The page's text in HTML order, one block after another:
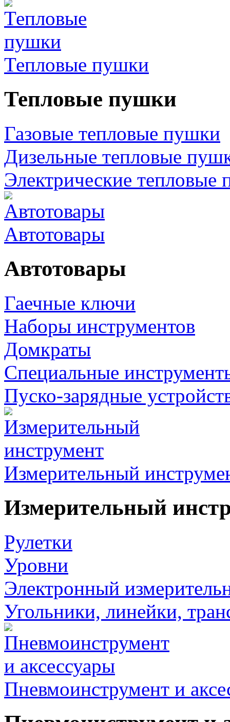
Тепловые пушки
Тепловые пушки
Газовые тепловые пушки
Дизельные тепловые
Электрические тепловые
Автотовары
Автотовары
Гаечные ключи
Наборы инструментов
Домкраты
Специальные
Пуско-зарядные
Измерительный
Измерительный
Рулетки
Уровни
Электронный
Угольники, линейки,
Пневмоинструмент и